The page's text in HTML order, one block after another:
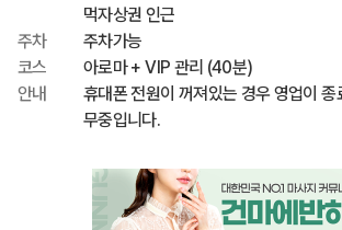
먹자상권 인근
주차
주차가능
코스
아로마 + VIP 관리 (40분)
안내
휴대폰 전원이 꺼져있는 경우 영업이
무중입니다.